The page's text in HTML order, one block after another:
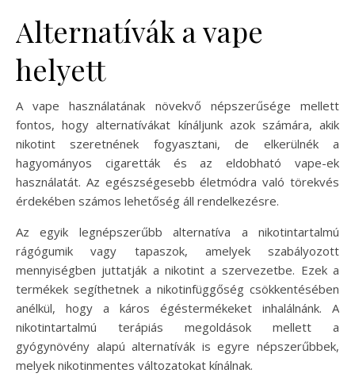
Alternatívák a vape
helyett
A vape használatának növekvő népszerűsége mellett
fontos, hogy alternatívákat kínáljunk azok számára, akik
nikotint szeretnének fogyasztani, de elkerülnék a
hagyományos cigaretták és az eldobható vape-ek
használatát. Az egészségesebb életmódra való törekvés
érdekében számos lehetőség áll rendelkezésre.
Az egyik legnépszerűbb alternatíva a nikotintartalmú
rágógumik vagy tapaszok, amelyek szabályozott
mennyiségben juttatják a nikotint a szervezetbe. Ezek a
termékek segíthetnek a nikotinfüggőség csökkentésében
anélkül, hogy a káros égéstermékeket inhalálnánk. A
nikotintartalmú terápiás megoldások mellett a
gyógynövény alapú alternatívák is egyre népszerűbbek,
melyek nikotinmentes változatokat kínálnak.